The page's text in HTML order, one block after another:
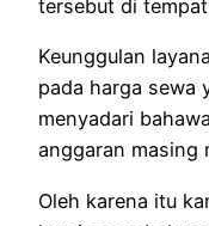
tersebut di
Keunggulan
pada harga sewa
menyadari
anggaran masing
Oleh karena itu